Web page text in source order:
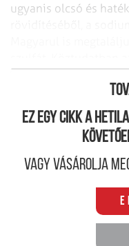
ugyanis olcsó és
Ez egy cikk a
Vagy vásárolja